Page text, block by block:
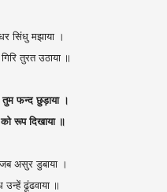
सिंधु मझाया ।
तुरत उठाया ॥
फन्द छुड़ाया ।
रूप दिखाया ॥
असुर डुबाया ।
ढूंढवाया ॥